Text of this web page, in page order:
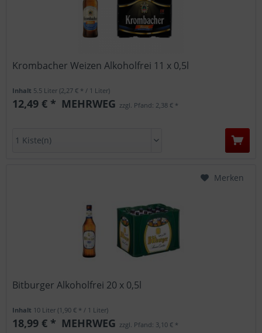
Krombacher Weizen Alkoholfrei 11 x 0,5l
Inhalt 5.5 Liter(2,27 € * / 1 Liter)
12,49 € * MEHRWEG zzgl. Pfand: 2,38 € *
Bitburger Alkoholfrei 20 x 0,5l
Inhalt 10 Liter(1,90 € * / 1 Liter)
18,99 € * MEHRWEG zzgl. Pfand: 3,10 € *
Merken